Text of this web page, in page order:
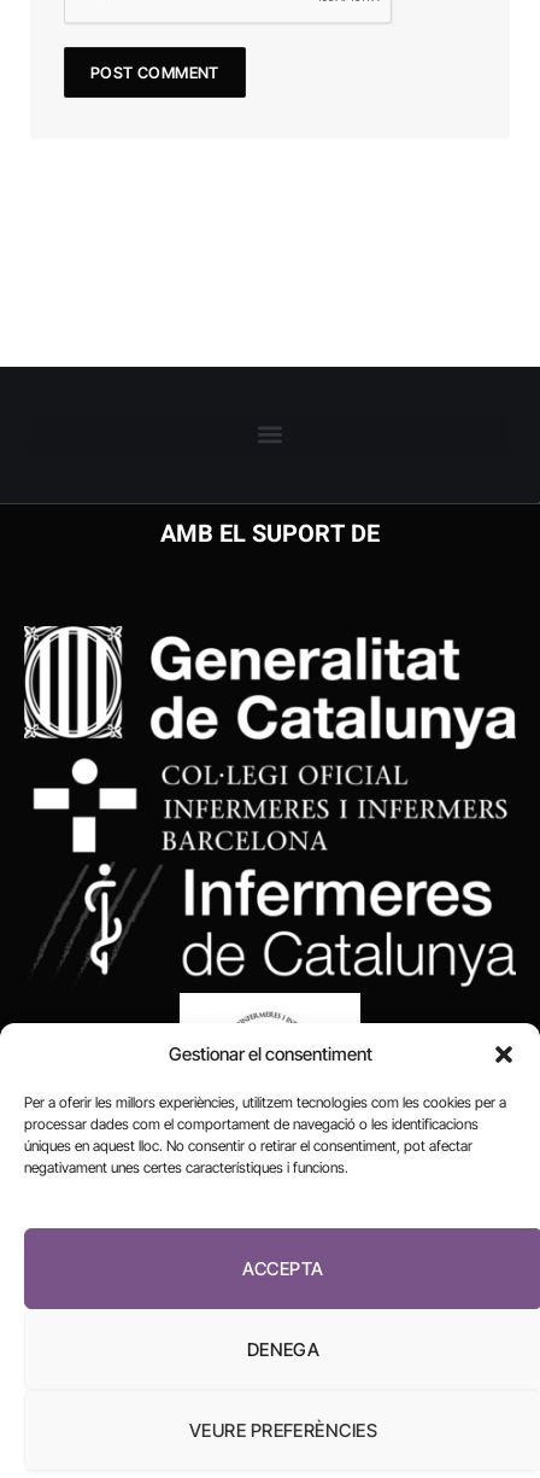
Gestionar el consentiment
Per a oferir les millors experiències, utilitzem tecnologies com les cookies per a
processar dades com el comportament de navegació o les identificacions
úniques en aquest lloc. No consentir o retirar el consentiment, pot afectar
negativament unes certes característiques i funcions.
ACCEPTA
DENEGA
VEURE PREFERÈNCIES
AMB EL SUPORT DE
FUNDACIÓ